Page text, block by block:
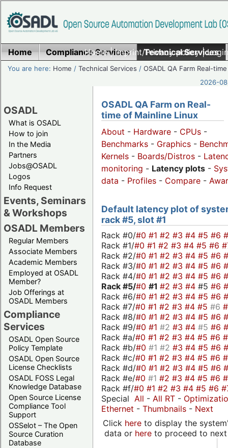
Home|Imprint/Privacy policy|
Home Compliance Services Technical Services
You are here: Home /Technical Services /OSADL QA Farm Real-time
2026-
OSADL
What is OSADL
How to join
In the Media
Partners
Jobs@OSADL
Logos
Info Request
Events, Seminars
& Workshops
OSADL Members
Regular Members
Associate Members
Academic Members
Employed at OSADL
Member?
Job Offerings at
OSADL Members
Compliance
Services
OSADL Open Source
Policy Template
OSADL Open Source
License Checklists
OSADL FOSS Legal
Knowledge Database
Open Source License
Compliance Tool
Support
OSSelot – The Open
Source Curation
Database
OSADL QA Farm on Real-
time of Mainline Linux
About - Hardware - CPUs -
Benchmarks - Graphics -
Kernels - Boards/Distros -
monitoring - Latency plots -
data - Profiles - Compare -
Default latency plot of
rack #5, slot #1
Rack #0/#0 #1 #2 #3 #4 #5 #6
Rack #1/#0 #1 #2 #3 #4 #5 #6
Rack #2/#0 #1 #2 #3 #4 #5 #6
Rack #3/#0 #1 #2 #3 #4 #5 #6
Rack #4/#0 #1 #2 #3 #4 #5 #6
Rack #5/#0 #1 #2 #3 #4 #5 #6
Rack #6/#0 #1 #2 #3 #4 #5 #6
Rack #7/#0 #1 #2 #3 #4 #5 #6
Rack #8/#0 #1 #2 #3 #4 #5 #6
Rack #9/#0 #1 #2 #3 #4 #5 #6
Rack #a/#0 #1 #2 #3 #4 #5 #6
Rack #b/#0 #1 #2 #3 #4 #5 #6
Rack #c/#0 #1 #2 #3 #4 #5 #6
Rack #d/#0 #1 #2 #3 #4 #5 #6
Rack #e/#0 #1 #2 #3 #4 #5 #6
Rack #f/#0 #1 #2 #3 #4 #5 #6
Special All - All RT -
Ethernet - Thumbnails - Next
Click hereto display the
data or hereto proceed to next